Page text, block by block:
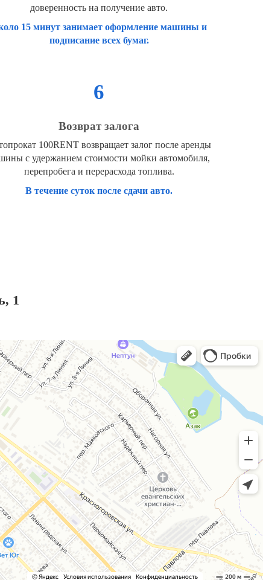
доверенность на получение авто.
15 минут занимает оформление машины и
подписание всех бумаг.
6
Возврат залога
100RENT возвращает залог после аренды
с удержанием стоимости мойки автомобиля,
перепробега и перерасхода топлива.
В течение суток после сдачи авто.
1